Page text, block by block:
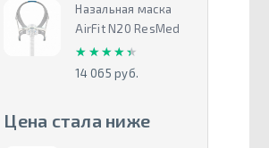
Назальная маска
AirFit N20 ResMed
★★★★★
★★★★★
14 065 руб.
Цена стала ниже